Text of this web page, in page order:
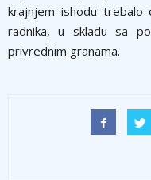
krajnjem ishodu trebalo
radnika, u skladu sa
privrednim granama.